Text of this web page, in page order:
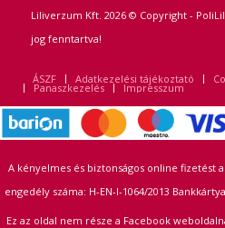
Liliverzum Kft. 2026 © Copyright -
jog fenntartva!
ÁSZF Adatkezelési tájékoztató
Panaszkezelés Impresszum
A kényelmes és biztonságos online fizetést
engedély száma: H-EN-I-1064/2013
Ez az oldal nem része a Facebook